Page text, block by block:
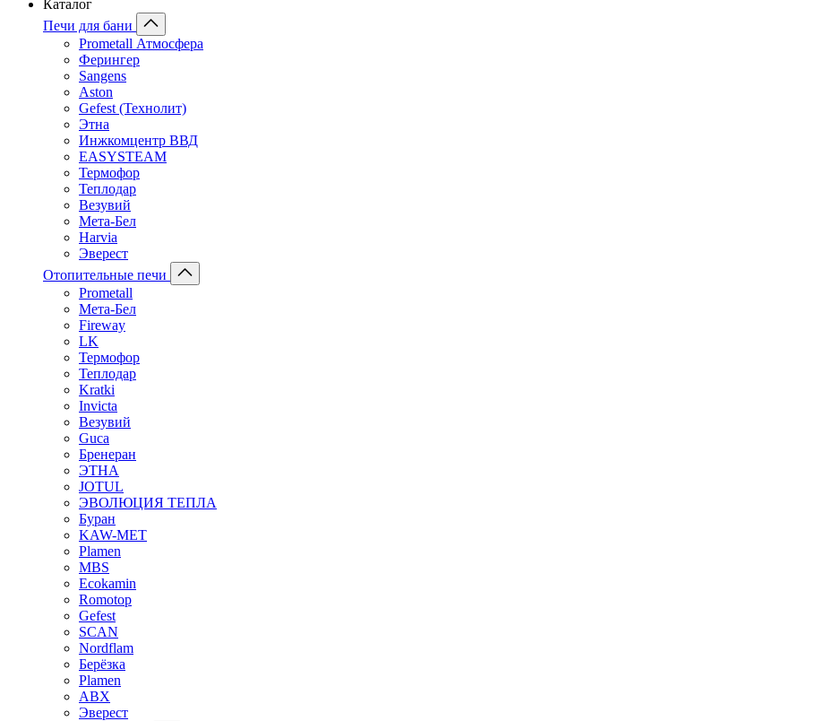
Каталог
Печи для бани
Prometall Атмосфера
Ферингер
Sangens
Aston
Gefest (Технолит)
Этна
Инжкомцентр ВВД
EASYSTEAM
Термофор
Теплодар
Везувий
Мета-Бел
Harvia
Эверест
Отопительные печи
Prometall
Мета-Бел
Fireway
LK
Термофор
Теплодар
Kratki
Invicta
Везувий
Guca
Бренеран
ЭТНА
JOTUL
ЭВОЛЮЦИЯ ТЕПЛА
Буран
KAW-MET
Plamen
MBS
Ecokamin
Romotop
Gefest
SCAN
Nordflam
Берёзка
Plamen
ABX
Эверест